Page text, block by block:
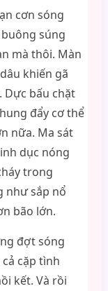
cơn sóng
súng
mà thôi. Màn
khiến gã
Dực bấu chặt
đẩy cơ thể
nữa. Ma sát
dục nóng
trong
như sắp nổ
bão lớn.
đợt sóng
cặp tình
kết. Và rồi